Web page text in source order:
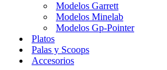
Modelos Garrett
Modelos Minelab
Modelos Gp-Pointer
Platos
Palas y Scoops
Accesorios